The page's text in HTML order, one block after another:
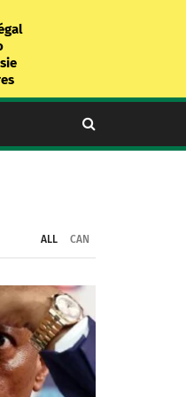
ALL CAN